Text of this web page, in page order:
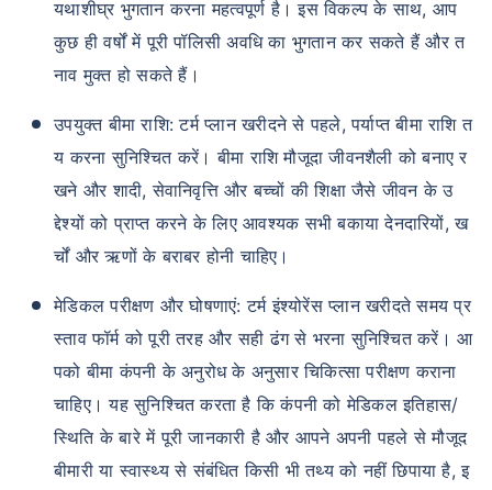
यथाशीघ्र भुगतान करना महत्वपूर्ण है। इस विकल्प के साथ, आप
कुछ ही वर्षों में पूरी पॉलिसी अवधि का भुगतान कर सकते हैं और त
नाव मुक्त हो सकते हैं।
उपयुक्त बीमा राशि: टर्म प्लान खरीदने से पहले, पर्याप्त बीमा राशि त
य करना सुनिश्चित करें। बीमा राशि मौजूदा जीवनशैली को बनाए र
खने और शादी, सेवानिवृत्ति और बच्चों की शिक्षा जैसे जीवन के उ
द्देश्यों को प्राप्त करने के लिए आवश्यक सभी बकाया देनदारियों, ख
र्चों और ऋणों के बराबर होनी चाहिए।
मेडिकल परीक्षण और घोषणाएं: टर्म इंश्योरेंस प्लान खरीदते समय प्र
स्ताव फॉर्म को पूरी तरह और सही ढंग से भरना सुनिश्चित करें। आ
पको बीमा कंपनी के अनुरोध के अनुसार चिकित्सा परीक्षण कराना
चाहिए। यह सुनिश्चित करता है कि कंपनी को मेडिकल इतिहास/
स्थिति के बारे में पूरी जानकारी है और आपने अपनी पहले से मौजूद
बीमारी या स्वास्थ्य से संबंधित किसी भी तथ्य को नहीं छिपाया है, इ
सही प्लान चुनें
कोई पूर्व-मौजूदा बीमारी नहीं है, 36 वर्ष की आयु तक कवर। *₹630 प्रति माह, 1 करोड़ के टर्म लाइफ इंश्योरेंस की शुरुआती
कीमत है — एक गैर-धूम्रपान करने वाले व्यक्ति के लिए, जिसे कोई पूर्व-मौजूदा बीमारी नहीं है, 46 वर्ष की आयु तक कवर।
कोई पूर्व-मौजूदा बीमारी नहीं है, 56 वर्ष की आयु तक कवर।